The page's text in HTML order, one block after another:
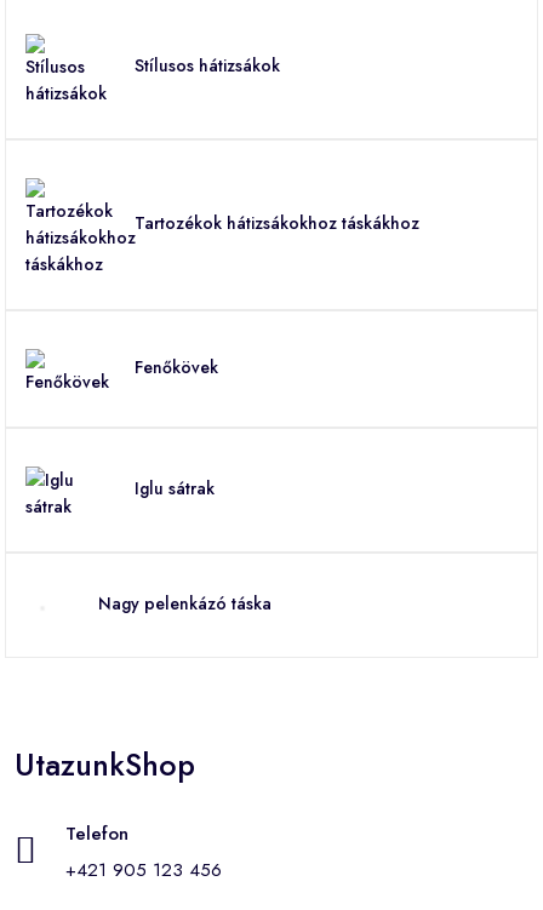
Stílusos hátizsákok
Tartozékok hátizsákokhoz táskákhoz
Fenőkövek
Iglu sátrak
Nagy pelenkázó táska
UtazunkShop
Telefon
+421 905 123 456